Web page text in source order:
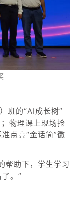
班的“AI成长树”
物理课上现场抢
点亮“金话筒”徽
帮助下，学生学习
。”